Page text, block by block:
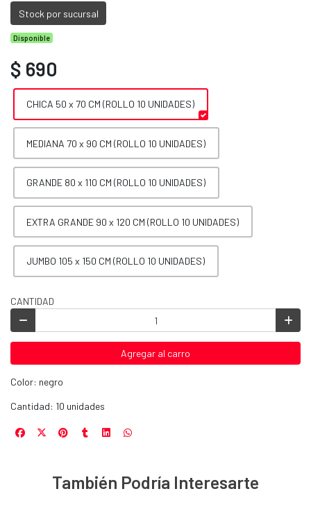
Stock por sucursal
Disponible
$ 690
CHICA 50 x 70 CM (ROLLO 10 UNIDADES)
MEDIANA 70 x 90 CM (ROLLO 10 UNIDADES)
GRANDE 80 x 110 CM (ROLLO 10 UNIDADES)
EXTRA GRANDE 90 x 120 CM (ROLLO 10 UNIDADES)
JUMBO 105 x 150 CM (ROLLO 10 UNIDADES)
CANTIDAD
Agregar al carro
Color: negro
Cantidad: 10 unidades
También Podría Interesarte